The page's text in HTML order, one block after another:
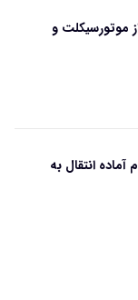
موتورسیکلت و
آماده انتقال به